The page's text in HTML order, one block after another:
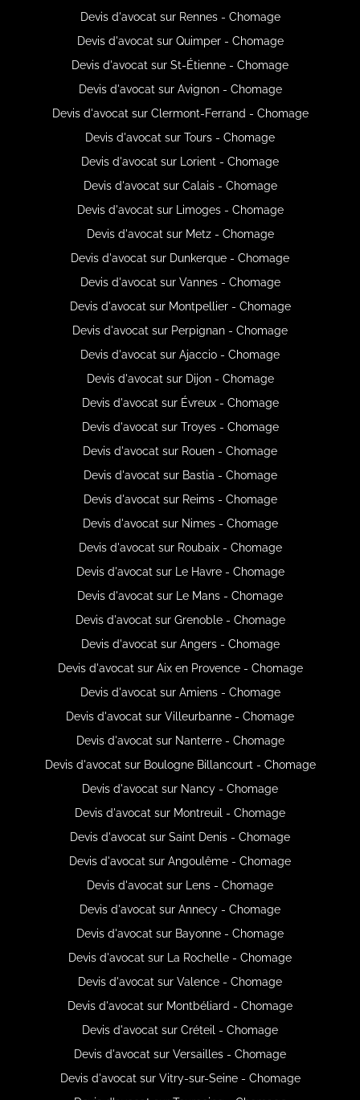
Devis d'avocat sur Rennes - Chomage
Devis d'avocat sur Quimper - Chomage
Devis d'avocat sur St-Étienne - Chomage
Devis d'avocat sur Avignon - Chomage
Devis d'avocat sur Clermont-Ferrand - Chomage
Devis d'avocat sur Tours - Chomage
Devis d'avocat sur Lorient - Chomage
Devis d'avocat sur Calais - Chomage
Devis d'avocat sur Limoges - Chomage
Devis d'avocat sur Metz - Chomage
Devis d'avocat sur Dunkerque - Chomage
Devis d'avocat sur Vannes - Chomage
Devis d'avocat sur Montpellier - Chomage
Devis d'avocat sur Perpignan - Chomage
Devis d'avocat sur Ajaccio - Chomage
Devis d'avocat sur Dijon - Chomage
Devis d'avocat sur Évreux - Chomage
Devis d'avocat sur Troyes - Chomage
Devis d'avocat sur Rouen - Chomage
Devis d'avocat sur Bastia - Chomage
Devis d'avocat sur Reims - Chomage
Devis d'avocat sur Nimes - Chomage
Devis d'avocat sur Roubaix - Chomage
Devis d'avocat sur Le Havre - Chomage
Devis d'avocat sur Le Mans - Chomage
Devis d'avocat sur Grenoble - Chomage
Devis d'avocat sur Angers - Chomage
Devis d'avocat sur Aix en Provence - Chomage
Devis d'avocat sur Amiens - Chomage
Devis d'avocat sur Villeurbanne - Chomage
Devis d'avocat sur Nanterre - Chomage
Devis d'avocat sur Boulogne Billancourt - Chomage
Devis d'avocat sur Nancy - Chomage
Devis d'avocat sur Montreuil - Chomage
Devis d'avocat sur Saint Denis - Chomage
Devis d'avocat sur Angoulême - Chomage
Devis d'avocat sur Lens - Chomage
Devis d'avocat sur Annecy - Chomage
Devis d'avocat sur Bayonne - Chomage
Devis d'avocat sur La Rochelle - Chomage
Devis d'avocat sur Valence - Chomage
Devis d'avocat sur Montbéliard - Chomage
Devis d'avocat sur Créteil - Chomage
Devis d'avocat sur Versailles - Chomage
Devis d'avocat sur Vitry-sur-Seine - Chomage